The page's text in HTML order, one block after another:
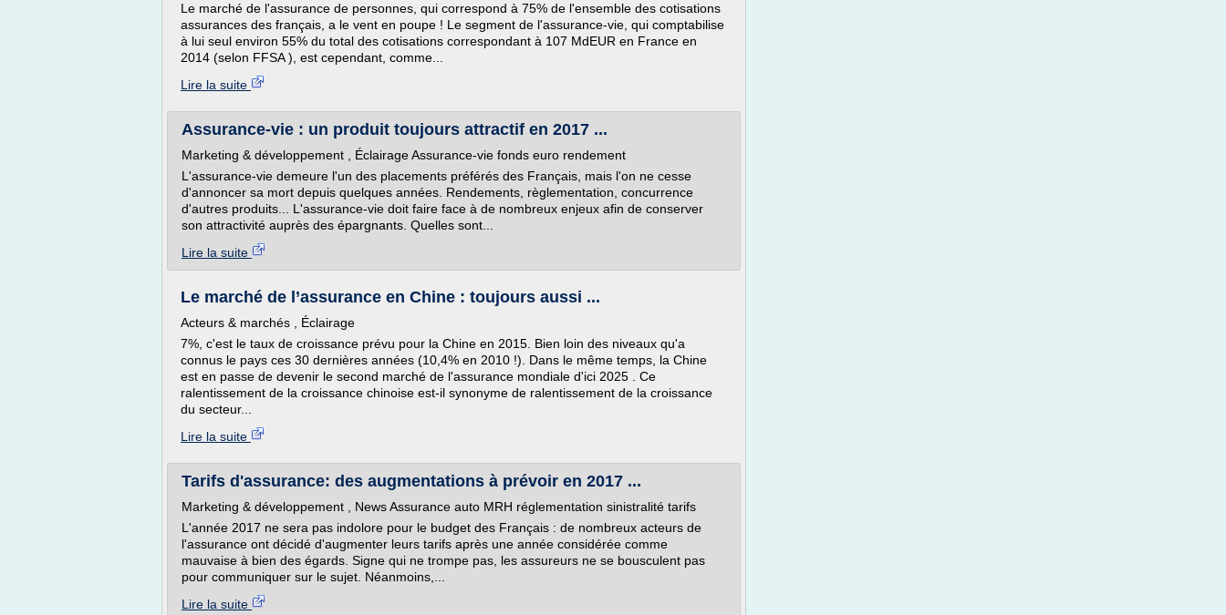
Le marché de l'assurance de personnes, qui correspond à 75% de l'ensemble des cotisations
assurances des français, a le vent en poupe ! Le segment de l'assurance-vie, qui comptabilise
à lui seul environ 55% du total des cotisations correspondant à 107 MdEUR en France en
2014 (selon FFSA ), est cependant, comme...
Lire la suite
Assurance-vie : un produit toujours attractif en 2017 ...
Marketing & développement , Éclairage Assurance-vie fonds euro rendement
L'assurance-vie demeure l'un des placements préférés des Français, mais l'on ne cesse
d'annoncer sa mort depuis quelques années. Rendements, règlementation, concurrence
d'autres produits... L'assurance-vie doit faire face à de nombreux enjeux afin de conserver
son attractivité auprès des épargnants. Quelles sont...
Lire la suite
Le marché de l’assurance en Chine : toujours aussi ...
Acteurs & marchés , Éclairage
7%, c'est le taux de croissance prévu pour la Chine en 2015. Bien loin des niveaux qu'a
connus le pays ces 30 dernières années (10,4% en 2010 !). Dans le même temps, la Chine
est en passe de devenir le second marché de l'assurance mondiale d'ici 2025 . Ce
ralentissement de la croissance chinoise est-il synonyme de ralentissement de la croissance
du secteur...
Lire la suite
Tarifs d'assurance: des augmentations à prévoir en 2017 ...
Marketing & développement , News Assurance auto MRH réglementation sinistralité tarifs
L'année 2017 ne sera pas indolore pour le budget des Français : de nombreux acteurs de
l'assurance ont décidé d'augmenter leurs tarifs après une année considérée comme
mauvaise à bien des égards. Signe qui ne trompe pas, les assureurs ne se bousculent pas
pour communiquer sur le sujet. Néanmoins,...
Lire la suite